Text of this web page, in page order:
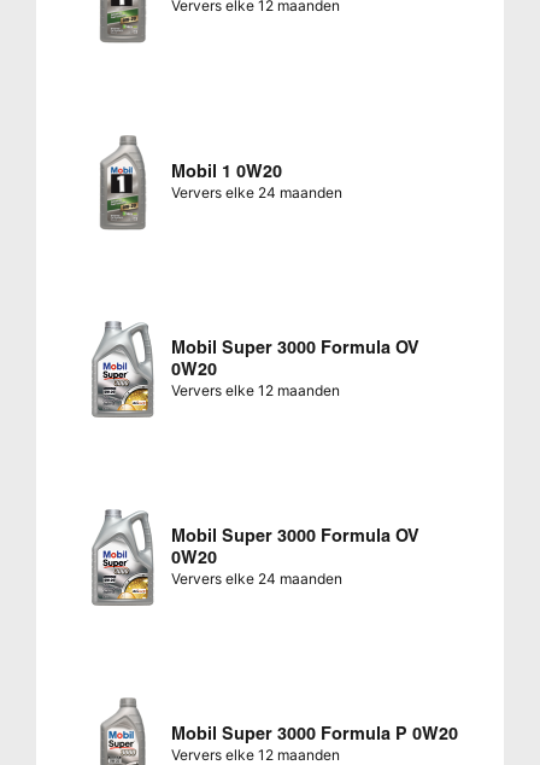
Ververs elke 12 maanden
Mobil 1 0W20
Ververs elke 24 maanden
Mobil Super 3000 Formula OV
0W20
Ververs elke 12 maanden
Mobil Super 3000 Formula OV
0W20
Ververs elke 24 maanden
Mobil Super 3000 Formula P 0W20
Ververs elke 12 maanden